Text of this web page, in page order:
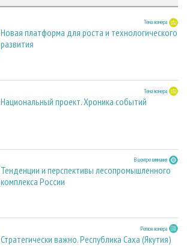
Тема номера
Новая платформа для роста и технологического
развития
Тема номера
Национальный проект. Хроника событий
В центре внимания
Тенденции и перспективы лесопромышленного
комплекса России
Регион номера
Стратегически важно. Республика Саха (Якутия)